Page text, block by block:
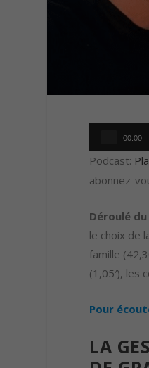
Lecteur
audio
00:00
Podcast:
abonnez-
Déroulé
le choix de
famille
(1,05′), les
Pour
LA